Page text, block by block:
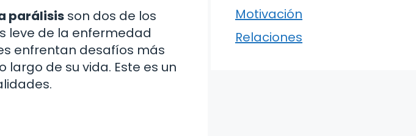
parálisis son dos de los
leve de la enfermedad
enfrentan desafíos más
de su vida. Este es un
Motivación
Relaciones